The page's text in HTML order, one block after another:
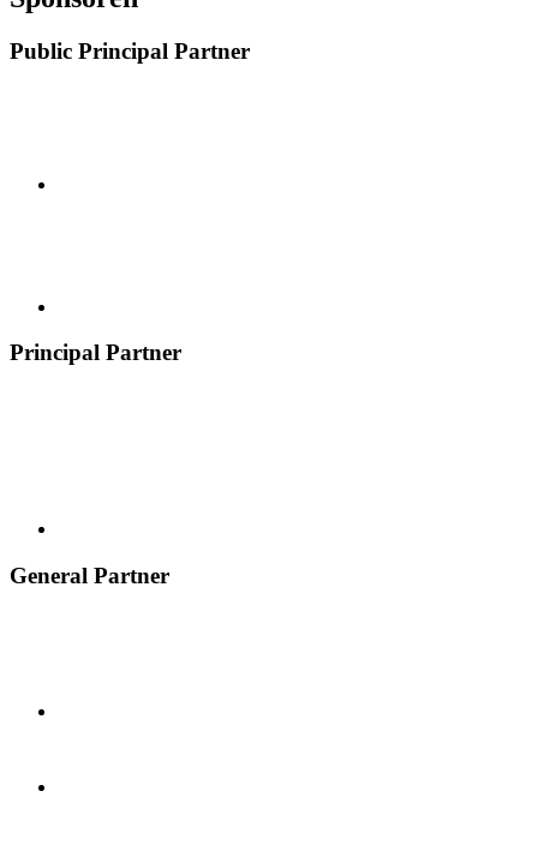
Public Principal Partner
Principal Partner
General Partner